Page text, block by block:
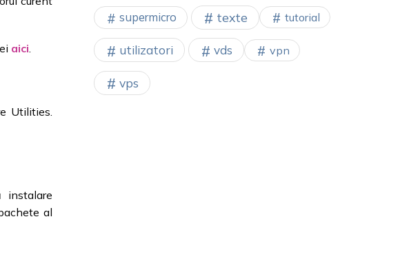
aici
Utilities.
instalare
al
supermicro texte tutorial
utilizatori vds vpn
vps